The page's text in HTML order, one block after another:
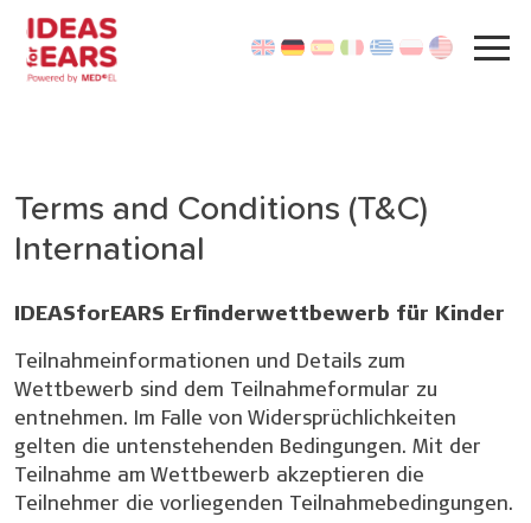
Terms and Conditions (T&C)
International
IDEASforEARS Erfinderwettbewerb für Kinder
Teilnahmeinformationen und Details zum
Wettbewerb sind dem Teilnahmeformular zu
entnehmen. Im Falle von Widersprüchlichkeiten
gelten die untenstehenden Bedingungen. Mit der
Teilnahme am Wettbewerb akzeptieren die
Teilnehmer die vorliegenden Teilnahmebedingungen.